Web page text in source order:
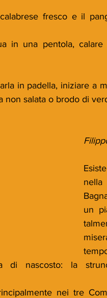
fresco e il
in una pentola,
in padella, iniziare a
non salata o brodo di
un
di nascosto: la
nei tre